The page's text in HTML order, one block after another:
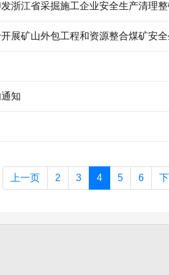
浙江省采掘施工企业安全生产清理
展矿山外包工程和资源整合煤矿安
知
上一页 2 3 4 5 6